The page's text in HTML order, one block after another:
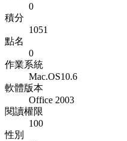
0
積分
1051
點名
0
作業系統
Mac.OS10.6
軟體版本
Office 2003
閱讀權限
100
性別